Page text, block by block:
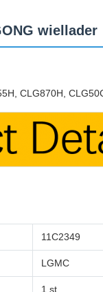
wiellader
CLG870H,
11C2349
LGMC
1 st